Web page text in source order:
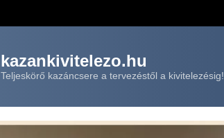
kazankivitelezo.hu
Teljeskörő kazáncsere a tervezéstől a kivitelezésig!